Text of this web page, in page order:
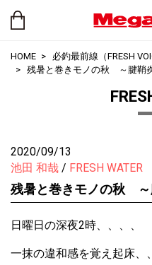
HOME 必釣最前線（FRESH
残暑と巻きモノの秋 ～腱鞘
2020/09/13
池田 和哉
FRESH WATER
残暑と巻きモノの秋 ～
日曜日の深夜2時、、、、
一抹の違和感を覚え起床、